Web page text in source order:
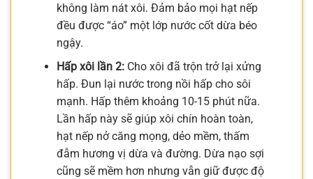
không làm nát xôi. Đảm bảo mọi hạt nếp
đều được “áo” một lớp nước cốt dừa béo
ngậy.
Hấp xôi lần 2:Cho xôi đã trộn trở lại xửng
hấp. Đun lại nước trong nồi hấp cho sôi
mạnh. Hấp thêm khoảng 10-15 phút nữa.
Lần hấp này sẽ giúp xôi chín hoàn toàn,
hạt nếp nở căng mọng, dẻo mềm, thấm
đẫm hương vị dừa và đường. Dừa nạo sợi
cũng sẽ mềm hơn nhưng vẫn giữ được độ